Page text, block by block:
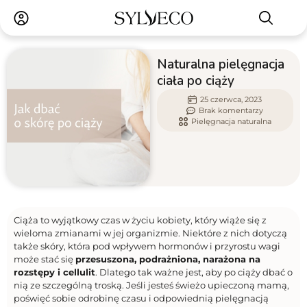
Naturalna pielęgnacja
ciała po ciąży
25 czerwca, 2023
Brak komentarzy
Pielęgnacja naturalna
Ciąża to wyjątkowy czas w życiu kobiety, który wiąże się z
wieloma zmianami w jej organizmie. Niektóre z nich dotyczą
także skóry, która pod wpływem hormonów i przyrostu wagi
może stać się przesuszona, podrażniona, narażona na
rozstępy i cellulit. Dlatego tak ważne jest, aby po ciąży dbać o
nią ze szczególną troską. Jeśli jesteś świeżo upieczoną mamą,
poświęć sobie odrobinę czasu i odpowiednią pielęgnacją